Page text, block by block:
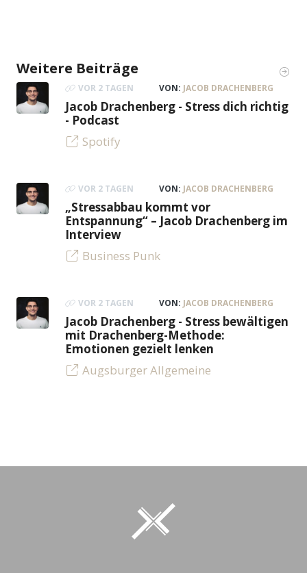
Weitere Beiträge
VOR 2 TAGEN VON: JACOB DRACHENBERG
Jacob Drachenberg - Stress dich richtig
- Podcast
Spotify
VOR 2 TAGEN VON: JACOB DRACHENBERG
„Stressabbau kommt vor
Entspannung“ – Jacob Drachenberg im
Interview
Business Punk
VOR 2 TAGEN VON: JACOB DRACHENBERG
Jacob Drachenberg - Stress bewältigen
mit Drachenberg-Methode:
Emotionen gezielt lenken
Augsburger Allgemeine